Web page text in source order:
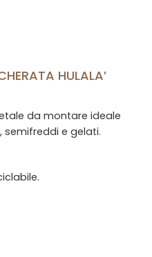
HULALA’
da montare ideale
semifreddi e gelati.